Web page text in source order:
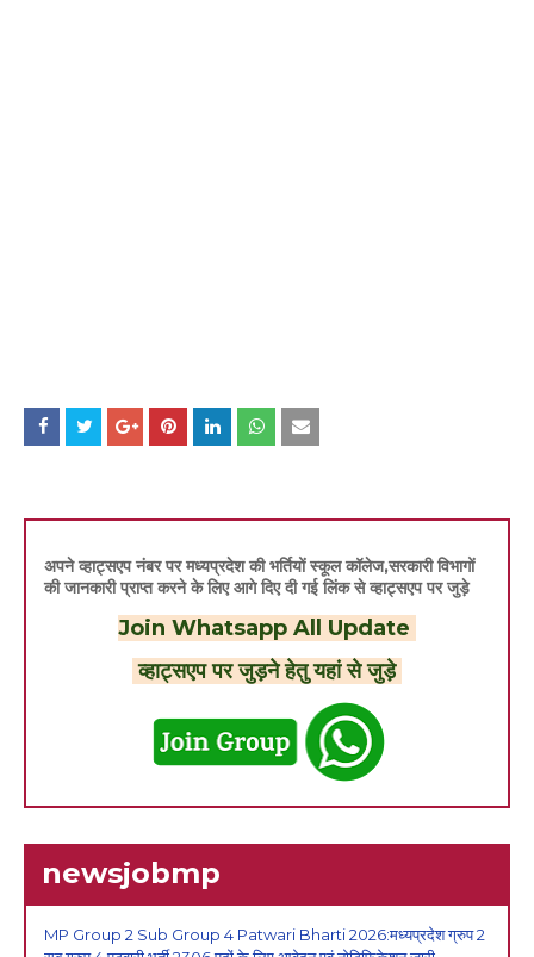
अपने व्हाट्सएप नंबर पर मध्यप्रदेश की भर्तियों स्कूल कॉलेज,सरकारी विभागों
की जानकारी प्राप्त करने के लिए आगे दिए दी गई लिंक से व्हाट्सएप पर जुड़े
Join Whatsapp All Update
व्हाट्सएप पर जुड़ने हेतु यहां से जुड़े
newsjobmp
MP Group 2 Sub Group 4 Patwari Bharti 2026:मध्यप्रदेश ग्रुप 2